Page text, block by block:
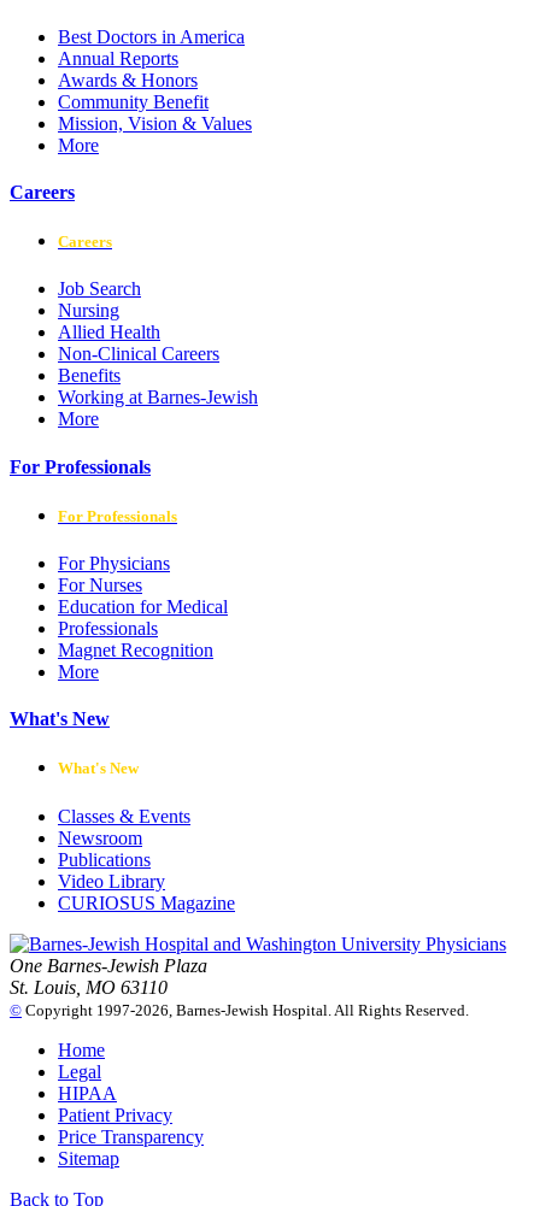
Best Doctors in America
Annual Reports
Awards & Honors
Community Benefit
Mission, Vision & Values
More
Careers
Careers
Job Search
Nursing
Allied Health
Non-Clinical Careers
Benefits
Working at Barnes-Jewish
More
For Professionals
For Professionals
For Physicians
For Nurses
Education for Medical
Professionals
Magnet Recognition
More
What's New
What's New
Classes & Events
Newsroom
Publications
Video Library
CURIOSUS Magazine
One Barnes-Jewish Plaza
St. Louis, MO 63110
© Copyright 1997-2026, Barnes-Jewish Hospital. All Rights Reserved.
Home
Legal
HIPAA
Patient Privacy
Price Transparency
Sitemap
Back to Top